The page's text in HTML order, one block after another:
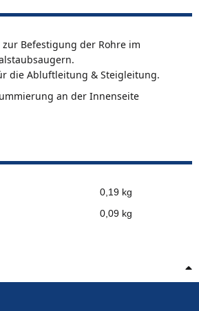
zur Befestigung der Rohre im
die Abluftleitung & Steigleitung.
an der Innenseite
0,19 kg
0,09 kg